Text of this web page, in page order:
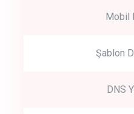
Mobil
Şablon
DNS